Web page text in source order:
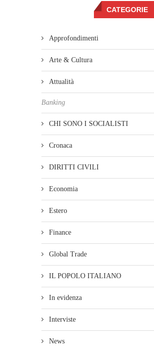
CATEGORIE
Approfondimenti
Arte & Cultura
Attualità
Banking
CHI SONO I SOCIALISTI
Cronaca
DIRITTI CIVILI
Economia
Estero
Finance
Global Trade
IL POPOLO ITALIANO
In evidenza
Interviste
News